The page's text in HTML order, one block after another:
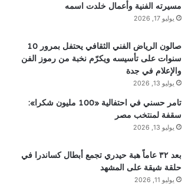
مسيرته الفنية وأعمال خلدت اسمه
يوليو 17, 2026
صالون الرياض الفني الثقافي يحتفل بمرور 10
سنوات على تأسيسه ويكرّم نخبة من رموز الفن
والإعلام في جدة
يوليو 13, 2026
تامر حسني في احتفالية «100 مليون شكرا»:
سقفة لمنتخب مصر
يوليو 13, 2026
بعد ٣٢ عاماً هبة حيدري تجمع أبطال كساندرا في
حلقة شيقة على المشهد
يوليو 11, 2026